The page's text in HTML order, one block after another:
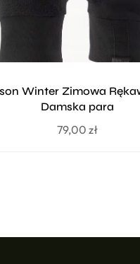
Winter Zimowa
Damska para
79,00zł